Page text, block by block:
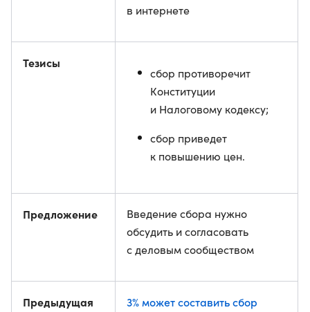
в интернете
Тезисы
сбор противоречит
Конституции
и Налоговому кодексу;
сбор приведет
к повышению цен.
Предложение
Введение сбора нужно
обсудить и согласовать
с деловым сообществом
Предыдущая
3% может составить сбор